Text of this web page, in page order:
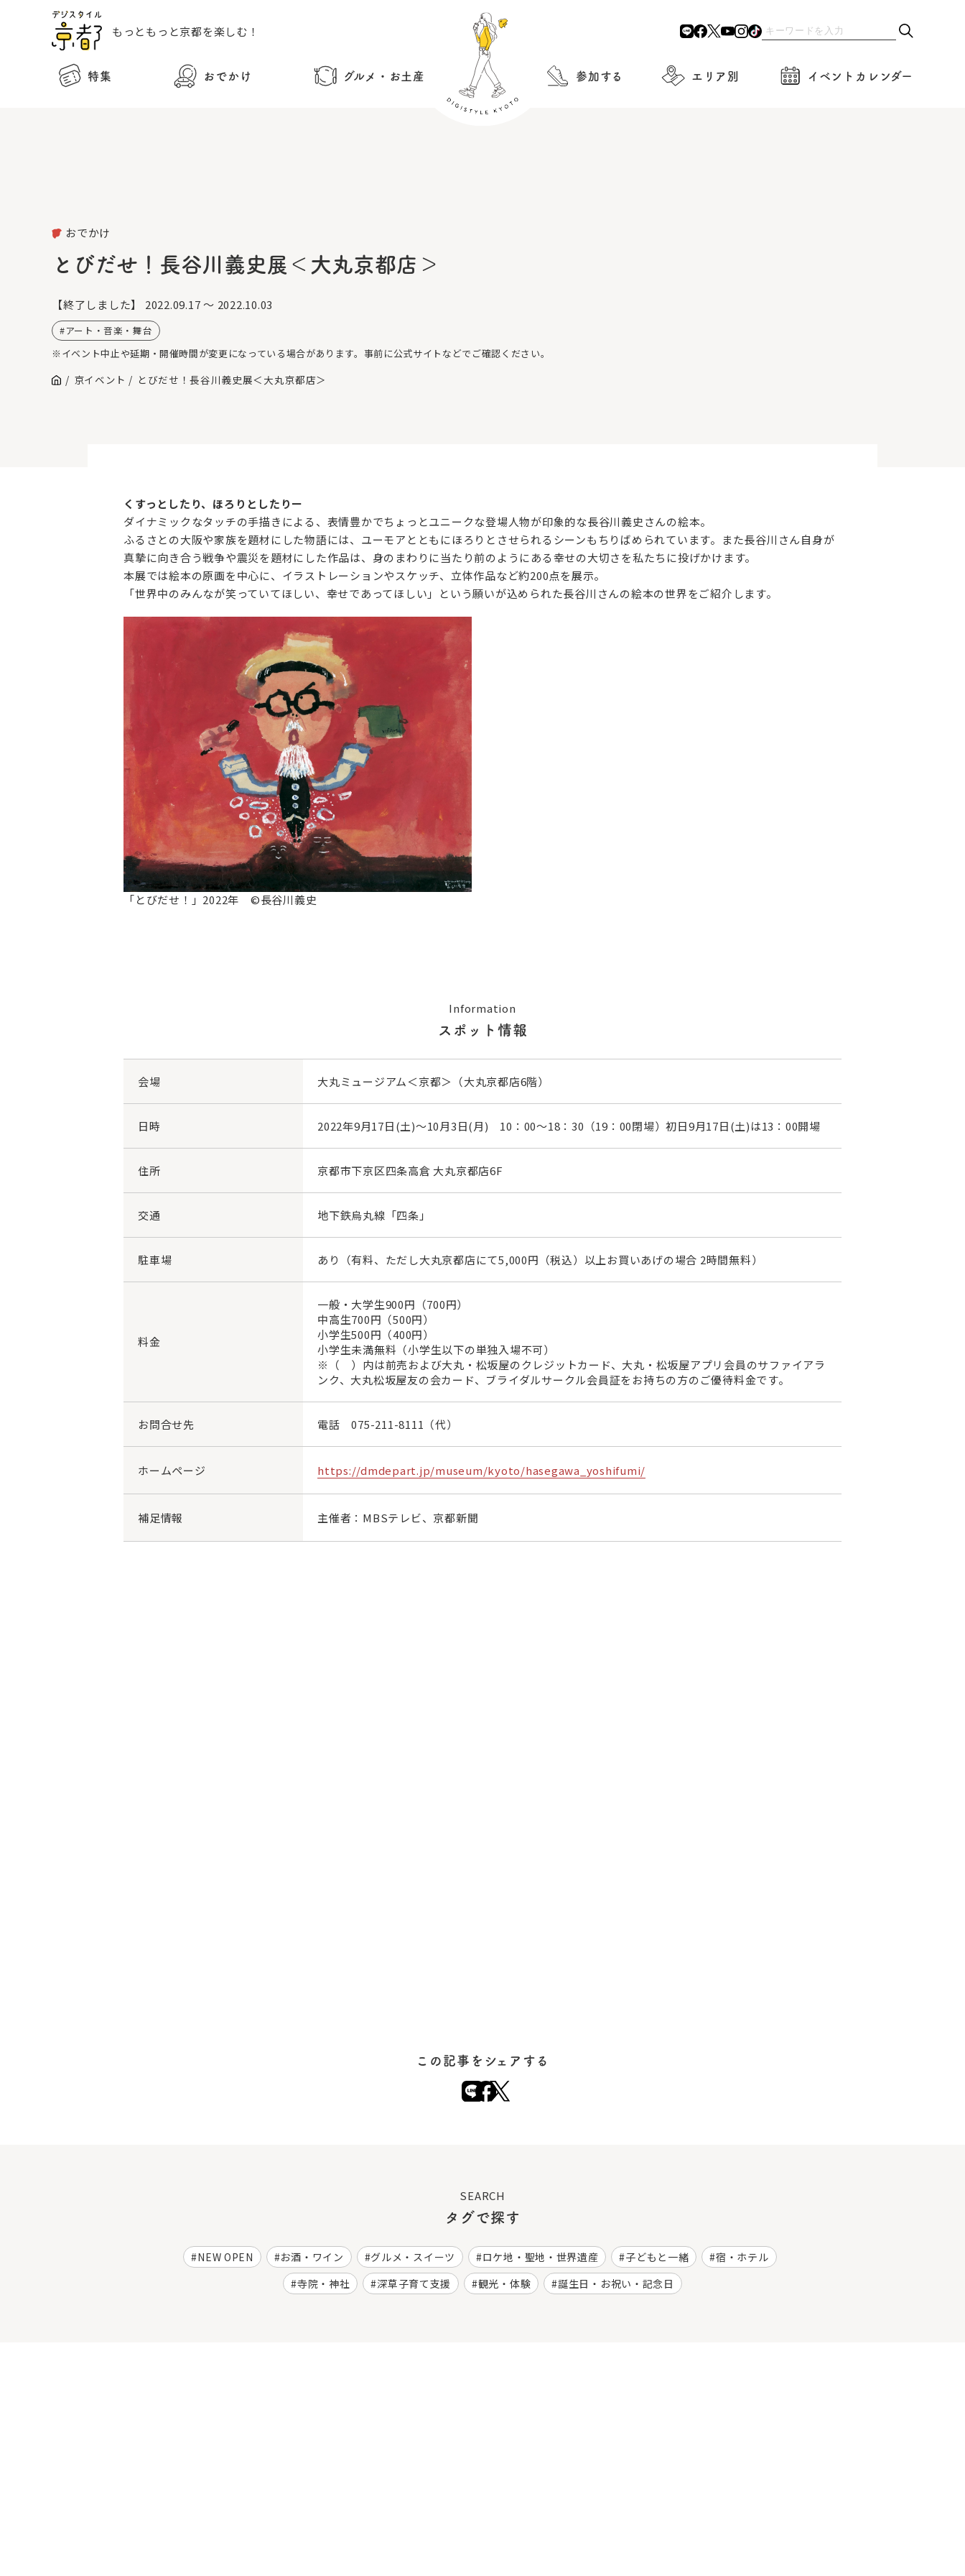
もっともっと京都を楽しむ！
特集 おでかけ グルメ・お土産 参加する エリア別 イベントカレンダー
おでかけ
とびだせ！長谷川義史展＜大丸京都店＞
【終了しました】 2022.09.17 ～ 2022.10.03
アート・音楽・舞台
※イベント中止や延期・開催時間が変更になっている場合があります。事前に公式サイトなどでご確認ください。
京イベント とびだせ！長谷川義史展＜大丸京都店＞
くすっとしたり、ほろりとしたりー
ダイナミックなタッチの手描きによる、表情豊かでちょっとユニークな登場人物が印象的な長谷川義史さんの絵本。
ふるさとの大阪や家族を題材にした物語には、ユーモアとともにほろりとさせられるシーンもちりばめられています。また長谷川さん自身が
真摯に向き合う戦争や震災を題材にした作品は、身のまわりに当たり前のようにある幸せの大切さを私たちに投げかけます。
本展では絵本の原画を中心に、イラストレーションやスケッチ、立体作品など約200点を展示。
「世界中のみんなが笑っていてほしい、幸せであってほしい」という願いが込められた長谷川さんの絵本の世界をご紹介します。
「とびだせ！」2022年 ©長谷川義史
Information
スポット情報
会場 大丸ミュージアム＜京都＞（大丸京都店6階）
日時 2022年9月17日(土)～10月3日(月) 10：00～18：30（19：00閉場）初日9月17日(土)は13：00開場
住所 京都市下京区四条高倉 大丸京都店6F
交通 地下鉄烏丸線「四条」
駐車場 あり（有料、ただし大丸京都店にて5,000円（税込）以上お買いあげの場合 2時間無料）
料金
一般・大学生900円（700円）
中高生700円（500円）
小学生500円（400円）
小学生未満無料（小学生以下の単独入場不可）
※（ ）内は前売および大丸・松坂屋のクレジットカード、大丸・松坂屋アプリ会員のサファイアラ
ンク、大丸松坂屋友の会カード、ブライダルサークル会員証をお持ちの方のご優待料金です。
お問合せ先 電話075-211-8111 （代）
ホームページ https://dmdepart.jp/museum/kyoto/hasegawa_yoshifumi/
補足情報 主催者：MBSテレビ、京都新聞
この記事をシェアする
SEARCH
タグで探す
NEW OPEN お酒・ワイン グルメ・スイーツ ロケ地・聖地・世界遺産 子どもと一緒
宿・ホテル
寺院・神社
深草子育て支援 観光・体験 誕生日・お祝い・記念日